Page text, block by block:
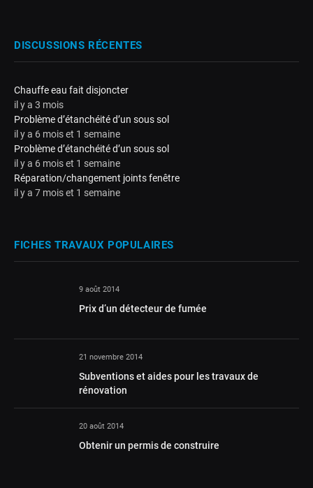
DISCUSSIONS RÉCENTES
Chauffe eau fait disjoncter
il y a 3 mois
Problème d’étanchéité d’un sous sol
il y a 6 mois et 1 semaine
Problème d’étanchéité d’un sous sol
il y a 6 mois et 1 semaine
Réparation/changement joints fenêtre
il y a 7 mois et 1 semaine
FICHES TRAVAUX POPULAIRES
9 août 2014
Prix d’un détecteur de fumée
21 novembre 2014
Subventions et aides pour les travaux de
rénovation
20 août 2014
Obtenir un permis de construire